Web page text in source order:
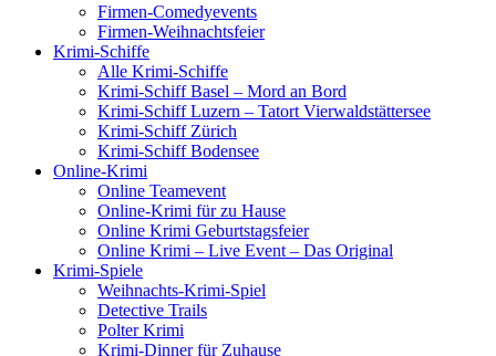
Firmen-Comedyevents
Firmen-Weihnachtsfeier
Krimi-Schiffe
Alle Krimi-Schiffe
Krimi-Schiff Basel – Mord an Bord
Krimi-Schiff Luzern – Tatort Vierwaldstättersee
Krimi-Schiff Zürich
Krimi-Schiff Bodensee
Online-Krimi
Online Teamevent
Online-Krimi für zu Hause
Online Krimi Geburtstagsfeier
Online Krimi – Live Event – Das Original
Krimi-Spiele
Weihnachts-Krimi-Spiel
Detective Trails
Polter Krimi
Krimi-Dinner für Zuhause